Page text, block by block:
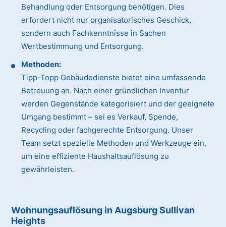
Behandlung oder Entsorgung benötigen. Dies
erfordert nicht nur organisatorisches Geschick,
sondern auch Fachkenntnisse in Sachen
Wertbestimmung und Entsorgung.
Methoden:
Tipp-Topp Gebäudedienste bietet eine umfassende
Betreuung an. Nach einer gründlichen Inventur
werden Gegenstände kategorisiert und der geeignete
Umgang bestimmt – sei es Verkauf, Spende,
Recycling oder fachgerechte Entsorgung. Unser
Team setzt spezielle Methoden und Werkzeuge ein,
um eine effiziente Haushaltsauflösung zu
gewährleisten.
Wohnungsauflösung in Augsburg Sullivan
Heights